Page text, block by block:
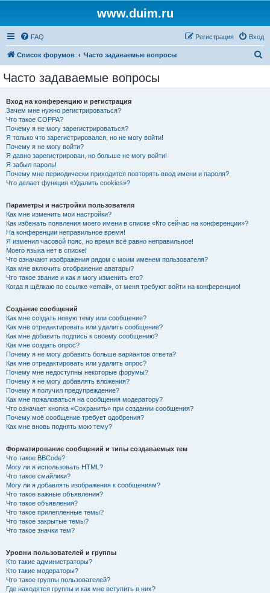
www.duim.ru
FAQ Вход
Регистрация
Список форумов Часто задаваемые вопросы
Часто задаваемые вопросы
Вход на конференцию и регистрация
Зачем мне нужно регистрироваться?
Что такое COPPA?
Почему я не могу зарегистрироваться?
Я только что зарегистрировался, но не могу войти!
Почему я не могу войти?
Я давно зарегистрирован, но больше не могу войти!
Я забыл пароль!
Почему мне периодически приходится повторять ввод имени и пароля?
Что делает функция «Удалить cookies»?
Параметры и настройки пользователя
Как мне изменить мои настройки?
Как избежать появления моего имени в списке «Кто сейчас на конференции»?
На конференции неправильное время!
Я изменил часовой пояс, но время всё равно неправильное!
Моего языка нет в списке!
Что означают изображения рядом с моим именем пользователя?
Как мне включить отображение аватары?
Что такое звание и как я могу изменить его?
Когда я щёлкаю по ссылке «email», от меня требуют войти на конференцию!
Создание сообщений
Как мне создать новую тему или сообщение?
Как мне отредактировать или удалить сообщение?
Как мне добавить подпись к своему сообщению?
Как мне создать опрос?
Почему я не могу добавить больше вариантов ответа?
Как мне отредактировать или удалить опрос?
Почему мне недоступны некоторые форумы?
Почему я не могу добавлять вложения?
Почему я получил предупреждение?
Как мне пожаловаться на сообщения модератору?
Что означает кнопка «Сохранить» при создании сообщения?
Почему моё сообщение требует одобрения?
Как мне вновь поднять мою тему?
Форматирование сообщений и типы создаваемых тем
Что такое BBCode?
Могу ли я использовать HTML?
Что такое смайлики?
Могу ли я добавлять изображения к сообщениям?
Что такое важные объявления?
Что такое объявления?
Что такое прилепленные темы?
Что такое закрытые темы?
Что такое значки тем?
Уровни пользователей и группы
Кто такие администраторы?
Кто такие модераторы?
Что такое группы пользователей?
Где находятся группы и как мне вступить в них?